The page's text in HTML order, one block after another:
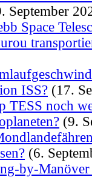
September
Space
ISS? (17.
TESS noch
(9.
(6.
by-